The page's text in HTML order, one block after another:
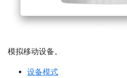
模拟移动设备。
设备模式